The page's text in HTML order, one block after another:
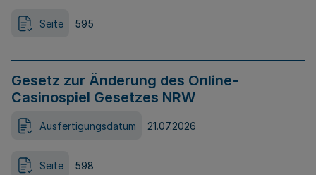
Seite 595
Gesetz zur Änderung des Online-
Casinospiel Gesetzes NRW
Ausfertigungsdatum 21.07.2026
Seite 598